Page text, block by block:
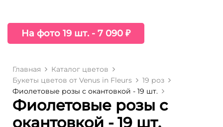
На фото 19 шт. - 7 090 ₽
Главная
Каталог цветов
Букеты цветов от Venus in Fleurs
19 роз
Фиолетовые розы с окантовкой - 19 шт.
Фиолетовые розы с
окантовкой - 19 шт.